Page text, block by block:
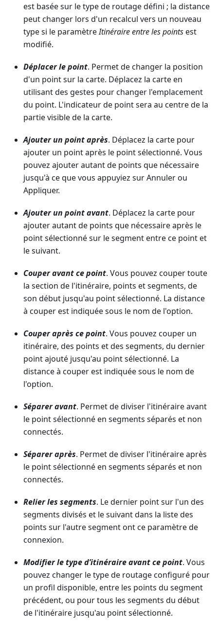
est basée sur le type de routage défini ; la distance
peut changer lors d'un recalcul vers un nouveau
type si le paramètreItinéraire entre les pointsest
modifié.
Déplacer le point. Permet de changer la position
d'un point sur la carte. Déplacez la carte en
utilisant des gestes pour changer l'emplacement
du point. L'indicateur de point sera au centre de la
partie visible de la carte.
Ajouter un point après. Déplacez la carte pour
ajouter un point après le point sélectionné. Vous
pouvez ajouter autant de points que nécessaire
jusqu'à ce que vous appuyiez sur Annuler ou
Appliquer.
Ajouter un point avant. Déplacez la carte pour
ajouter autant de points que nécessaire après le
point sélectionné sur le segment entre ce point et
le suivant.
Couper avant ce point. Vous pouvez couper toute
la section de l'itinéraire, points et segments, de
son début jusqu'au point sélectionné. La distance
à couper est indiquée sous le nom de l'option.
Couper après ce point. Vous pouvez couper un
itinéraire, des points et des segments, du dernier
point ajouté jusqu'au point sélectionné. La
distance à couper est indiquée sous le nom de
l'option.
Séparer avant. Permet de diviser l'itinéraire avant
le point sélectionné en segments séparés et non
connectés.
Séparer après. Permet de diviser l'itinéraire après
le point sélectionné en segments séparés et non
connectés.
Relier les segments. Le dernier point sur l'un des
segments divisés et le suivant dans la liste des
points sur l'autre segment ont ce paramètre de
connexion.
Modifier le type d’itinéraire avant ce point. Vous
pouvez changer le type de routage configuré pour
un profil disponible, entre les points du segment
précédent, ou pour tous les segments du début
de l'itinéraire jusqu'au point sélectionné.